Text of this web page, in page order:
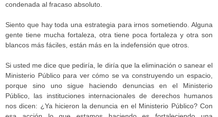
condenada al fracaso absoluto.
Siento que hay toda una estrategia para irnos sometiendo. Alguna
gente tiene mucha fortaleza, otra tiene poca fortaleza y otra son
blancos más fáciles, están más en la indefensión que otros.
Si usted me dice que pediría, le diría que la eliminación o sanear el
Ministerio Público para ver cómo se va construyendo un espacio,
porque sino uno sigue haciendo denuncias en el Ministerio
Público, las instituciones internacionales de derechos humanos
nos dicen: ¿Ya hicieron la denuncia en el Ministerio Público? Con